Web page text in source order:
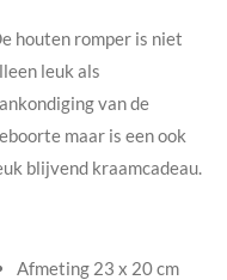
houten romper is niet
leuk als
van de
maar is een ook
blijvend kraamcadeau.
Afmeting 23 x 20 cm